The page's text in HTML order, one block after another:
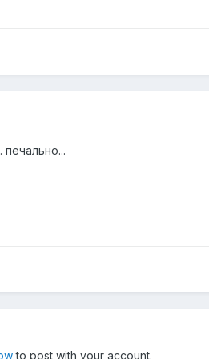
to post with your account.